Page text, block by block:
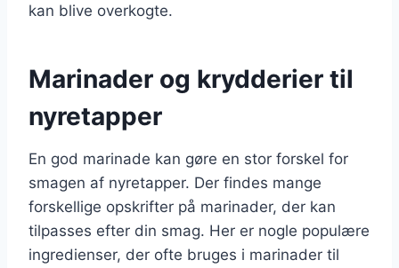
kan blive overkogte.
Marinader og krydderier til
nyretapper
En god marinade kan gøre en stor forskel for
smagen af nyretapper. Der findes mange
forskellige opskrifter på marinader, der kan
tilpasses efter din smag. Her er nogle populære
ingredienser, der ofte bruges i marinader til